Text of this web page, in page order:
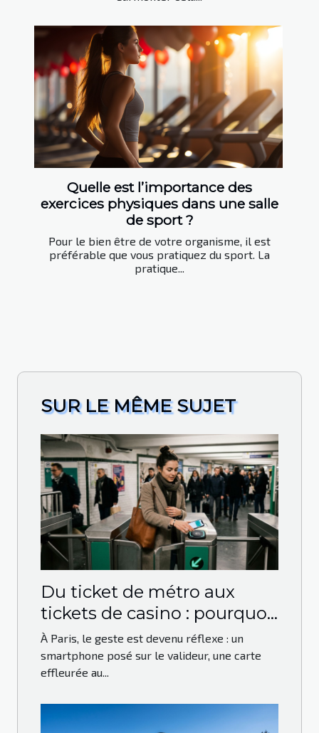
Quelle est l’importance des
exercices physiques dans une salle
de sport ?
Pour le bien être de votre organisme, il est
préférable que vous pratiquez du sport. La
pratique...
SUR LE MÊME SUJET
Du ticket de métro aux
tickets de casino : pourquoi
le paiement sans contact
s’impose à Paris
À Paris, le geste est devenu réflexe : un
smartphone posé sur le valideur, une carte
effleurée au...